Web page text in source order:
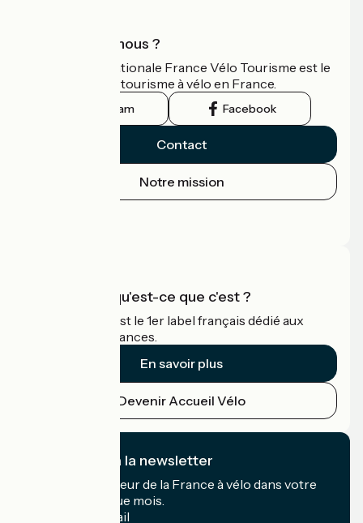
Qui sommes-nous ?
L'association nationale France Vélo Tourisme est le
guide officiel du tourisme à vélo en France.
Instagram Facebook
Contact
Notre mission
Accueil Vélo qu'est-ce que c'est ?
Accueil Vélo c'est le 1er label français dédié aux
cyclistes en vacances.
En savoir plus
Devenir Accueil Vélo
Je m'abonne à la newsletter
Recevez le meilleur de la France à vélo dans votre
boîte mail chaque mois.
Mon adresse mail